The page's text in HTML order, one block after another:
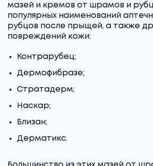
мазей и кремов от шрамов и
популярных наименований
рубцов после прыщей, а также
повреждений кожи:
Контрарубец;
Дермофибразе;
Стратадерм;
Наскар;
Близан;
Дерматикс.